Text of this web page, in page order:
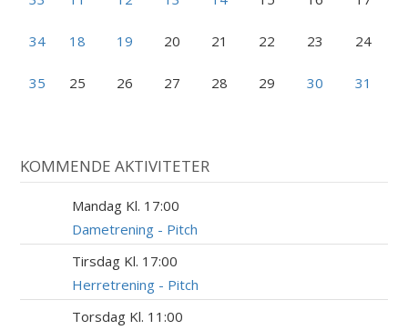
34 18 19 20 21 22 23 24
35 25 26 27 28 29 30 31
KOMMENDE AKTIVITETER
Mandag Kl. 17:00
Dametrening - Pitch
Tirsdag Kl. 17:00
Herretrening - Pitch
Torsdag Kl. 11:00